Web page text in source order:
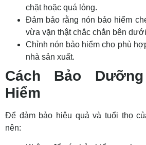
chặt hoặc quá lỏng.
Đảm bảo rằng nón bảo hiểm
vừa vặn thật chắc chắn bên
Chỉnh nón bảo hiểm cho phù
nhà sản xuất.
Cách Bảo
Hiểm
Để đảm bảo hiệu quả và tuổi thọ
nên: